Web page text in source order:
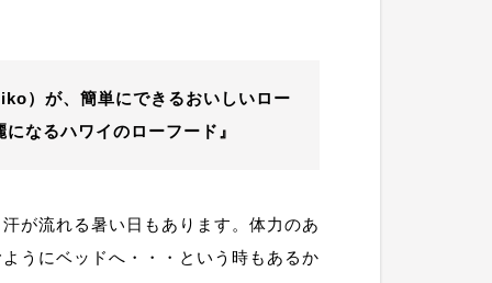
）が、簡単にできるおいしいロー
なるハワイのローフード』
が流れる暑い日もあります。体力のあ
うにベッドへ・・・という時もあるか